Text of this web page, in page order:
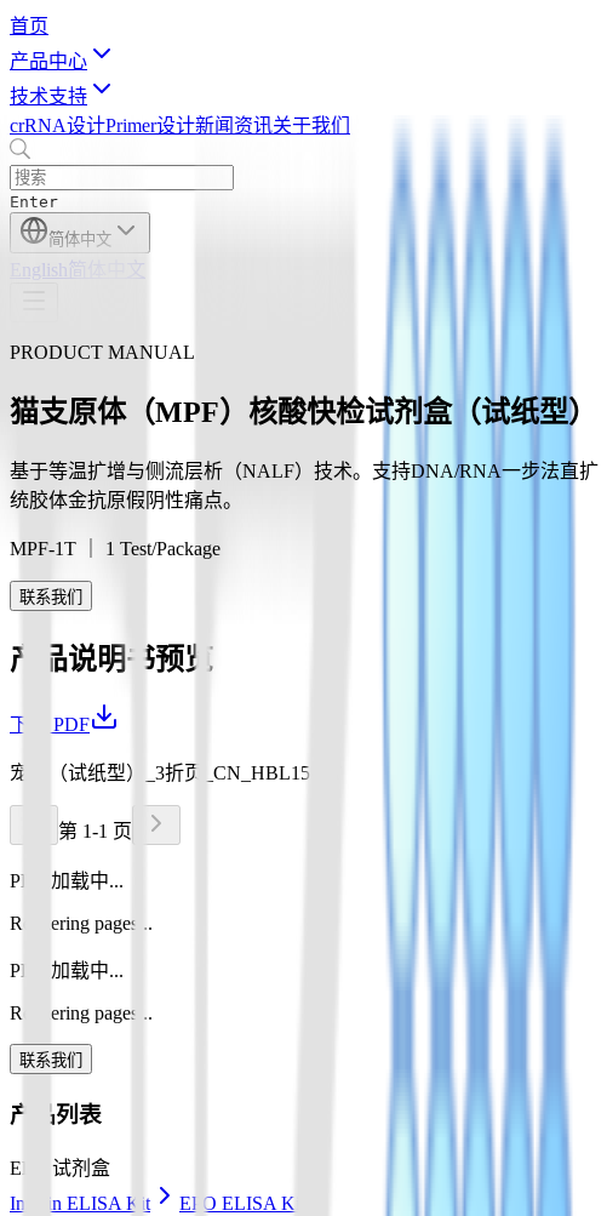
首页
产品中心
技术支持
crRNA设计Primer设计新闻资讯关于我们
Enter
简体中文
English 简体中文
PRODUCT MANUAL
猫支原体（MPF）核酸快检试剂盒（试纸型）
基于等温扩增与侧流层析（NALF）技术。支持DNA/RNA一步法直
统胶体金抗原假阴性痛点。
MPF-1T ｜ 1 Test/Package
联系我们
产品说明书预览
下载 PDF
宠物（试纸型）_3折页_CN_HBL15.pdf
第 1-1 页
PDF 加载中...
Rendering pages...
PDF 加载中...
Rendering pages...
联系我们
产品列表
Elisa 试剂盒
Insulin ELISA Kit
EPO ELISA Kit